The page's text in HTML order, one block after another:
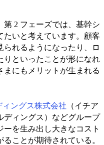
第 2 フェーズでは、基幹シ
たいと考えています。顧客
れるようになったり、ロ
りといったことが形になれ
まにもメリットが生まれる
ングス株式会社 （イチア
ディングス）などグループ
を生み出し大きなコスト
ことが期待されている。